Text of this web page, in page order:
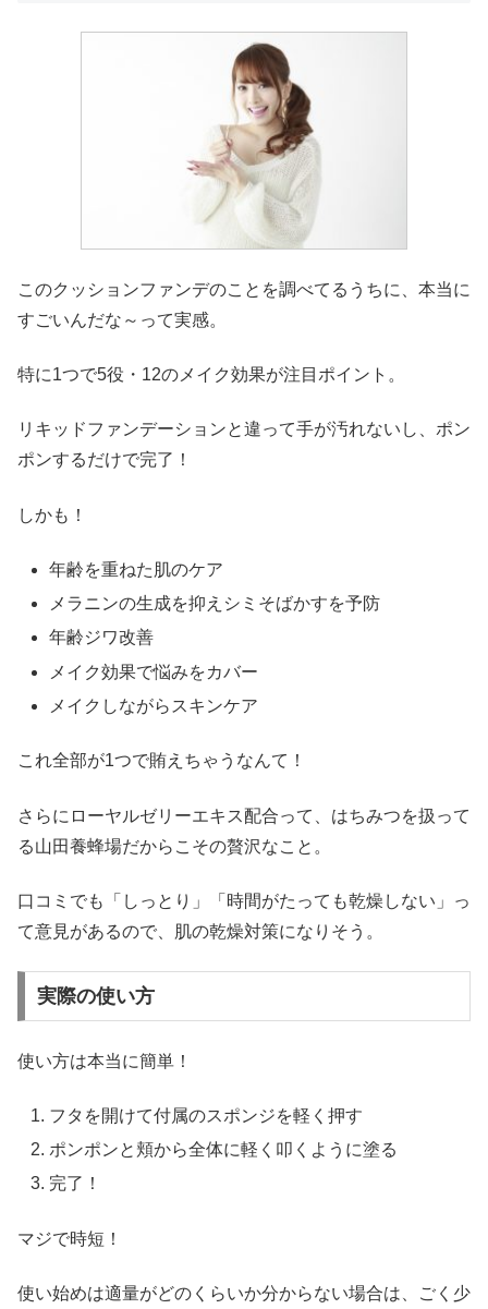
このクッションファンデのことを調べてるうちに、本当に
すごいんだな～って実感。
特に1つで5役・12のメイク効果が注目ポイント。
リキッドファンデーションと違って手が汚れないし、ポン
ポンするだけで完了！
しかも！
年齢を重ねた肌のケア
メラニンの生成を抑えシミそばかすを予防
年齢ジワ改善
メイク効果で悩みをカバー
メイクしながらスキンケア
これ全部が1つで賄えちゃうなんて！
さらにローヤルゼリーエキス配合って、はちみつを扱って
る山田養蜂場だからこその贅沢なこと。
口コミでも「しっとり」「時間がたっても乾燥しない」っ
て意見があるので、肌の乾燥対策になりそう。
実際の使い方
使い方は本当に簡単！
フタを開けて付属のスポンジを軽く押す
ポンポンと頬から全体に軽く叩くように塗る
完了！
マジで時短！
使い始めは適量がどのくらいか分からない場合は、ごく少